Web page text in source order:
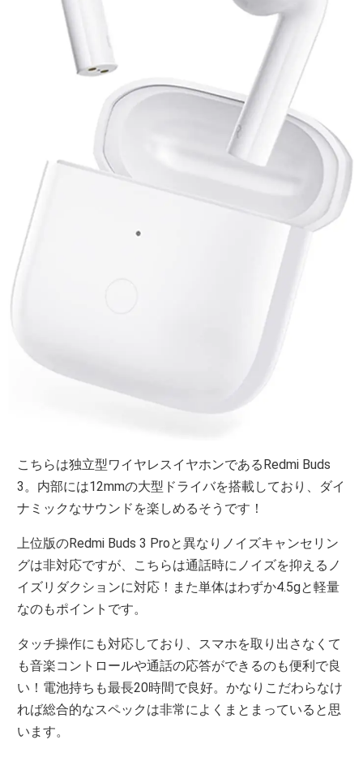
こちらは独立型ワイヤレスイヤホンであるRedmi Buds
3。内部には12mmの大型ドライバを搭載しており、ダイ
ナミックなサウンドを楽しめるそうです！
上位版のRedmi Buds 3 Proと異なりノイズキャンセリン
グは非対応ですが、こちらは通話時にノイズを抑えるノ
イズリダクションに対応！また単体はわずか4.5gと軽量
なのもポイントです。
タッチ操作にも対応しており、スマホを取り出さなくて
も音楽コントロールや通話の応答ができるのも便利で良
い！電池持ちも最長20時間で良好。かなりこだわらなけ
れば総合的なスペックは非常によくまとまっていると思
います。